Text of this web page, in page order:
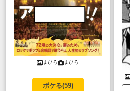
まひろ まひろ
ボケる(59)